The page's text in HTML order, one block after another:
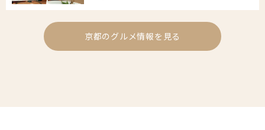
京都のグルメ情報を見る